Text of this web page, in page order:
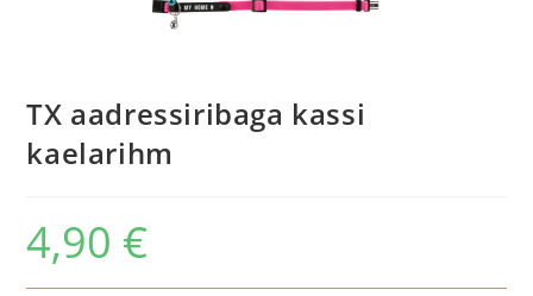
TX aadressiribaga kassi
kaelarihm
4,90 €